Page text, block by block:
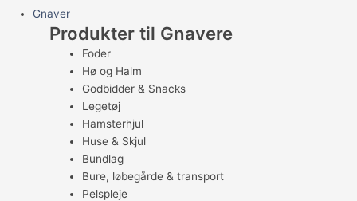
Gnaver
Produkter til Gnavere
Foder
Hø og Halm
Godbidder & Snacks
Legetøj
Hamsterhjul
Huse & Skjul
Bundlag
Bure, løbegårde & transport
Pelspleje